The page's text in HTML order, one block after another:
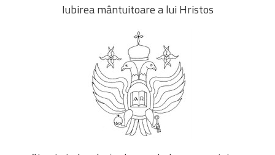
Opinii ortodoxe
Din viața „familiei”
diecezei
CSDE
Cuvântul Episcopului
Lectura Lunii
Prezentarea
Parohiilor
Iubirea mântuitoare a lui Hristos